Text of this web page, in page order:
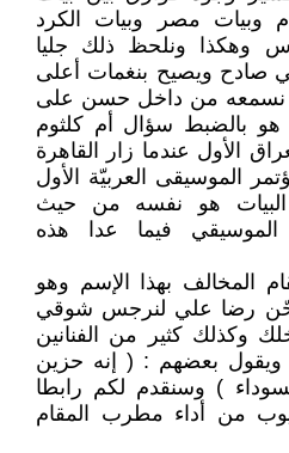
وبيات مصر وبيات الكرد
وهكذا ونلحظ ذلك جليا
صادح ويصيح بنغمات أعلى
نسمعه من داخل حسن على
هو بالضبط سؤال أم كلثوم
الأول عندما زار القاهرة
مؤتمر الموسيقى العربيّة الأول
هو نفسه من حيث
الموسيقي فيما عدا هذه
المخالف بهذا الإسم وهو
رضا علي لنرجس شوقي
وكذلك كثير من الفنانين
ويقول بعضهم : ( إنه حزين
) وسنقدم لكم رابطا
من أداء مطرب المقام